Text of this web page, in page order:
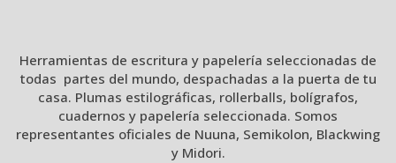
Herramientas de escritura y papelería seleccionadas de
todas partes del mundo, despachadas a la puerta de tu
casa. Plumas estilográficas, rollerballs, bolígrafos,
cuadernos y papelería seleccionada. Somos
representantes oficiales de Nuuna, Semikolon, Blackwing
y Midori.